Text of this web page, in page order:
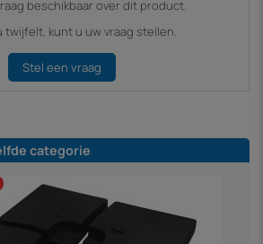
beschikbaar over dit product.
twijfelt, kunt u uw vraag stellen.
Stel een vraag
categorie